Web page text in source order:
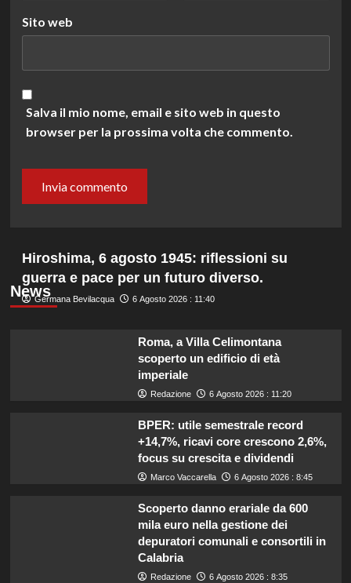
Sito web
Salva il mio nome, email e sito web in questo
browser per la prossima volta che commento.
News
Hiroshima, 6 agosto 1945: riflessioni su
guerra e pace per un futuro diverso.
Germana Bevilacqua 6 Agosto 2026 : 11:40
Roma, a Villa Celimontana
scoperto un edificio di età
imperiale
Redazione 6 Agosto 2026 : 11:20
BPER: utile semestrale record
+14,7%, ricavi core crescono 2,6%,
focus su crescita e dividendi
Marco Vaccarella 6 Agosto 2026 : 8:45
Scoperto danno erariale da 600
mila euro nella gestione dei
depuratori comunali e consortili in
Calabria
Redazione 6 Agosto 2026 : 8:35